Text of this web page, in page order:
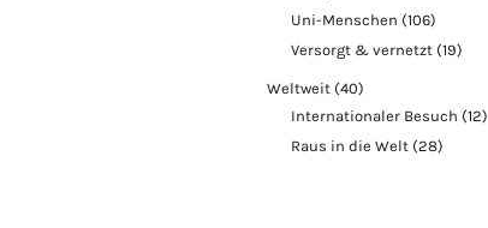
Uni-Menschen (106)
Versorgt & vernetzt (19)
Weltweit (40)
Internationaler Besuch (12)
Raus in die Welt (28)